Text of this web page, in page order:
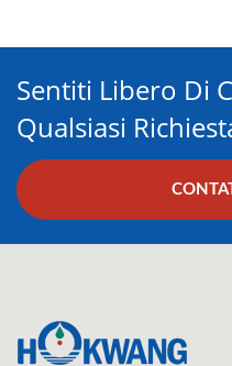
Sentiti Libero Di
Qualsiasi